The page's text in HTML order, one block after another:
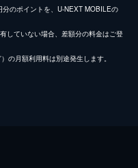
のポイントを、U-NEXT MOBILEの
していない場合、差額分の料金はご登
の月額利用料は別途発生します。